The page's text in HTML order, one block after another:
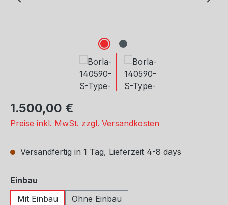
Regulärer Preis:
1.500,00 €
Preise inkl. MwSt. zzgl. Versandkosten
Versandfertig in 1 Tag, Lieferzeit 4-8 days
Einbau
Mit Einbau
Ohne Einbau